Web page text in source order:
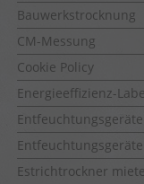
Bauwerkstrocknung
CM-Messung
Cookie Policy
Energieeffizienz-
Entfeuchtungsgeräte
Estrichtrockner